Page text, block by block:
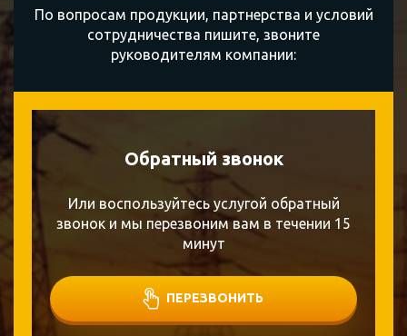
По вопросам продукции, партнерства и условий
сотрудничества пишите, звоните
руководителям компании:
Обратный звонок
Или воспользуйтесь услугой обратный
звонок и мы перезвоним вам в течении 15
минут
ПЕРЕЗВОНИТЬ